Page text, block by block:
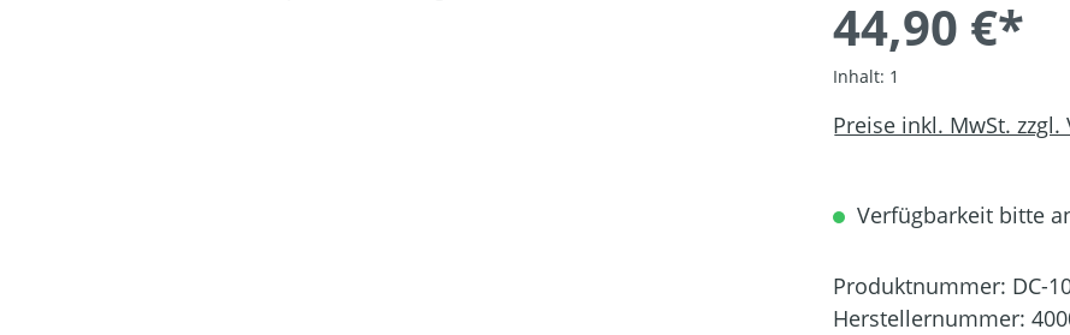
44,90 €*
Inhalt: 1
Preise inkl. MwSt.
Verfügbarkeit bitte
Produktnummer: DC-
Herstellernummer: